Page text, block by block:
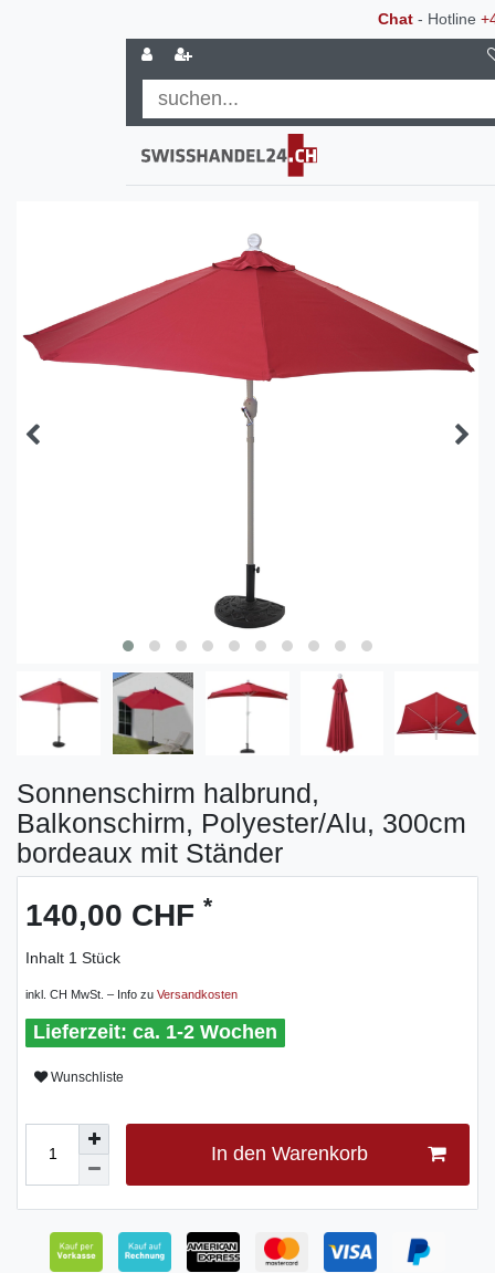
Chat- Hotline
Sonnenschirm halbrund,
Balkonschirm, Polyester/Alu, 300cm
bordeaux mit Ständer
140,00 CHF *
Inhalt 1 Stück
inkl. CH MwSt. – Info zu Versandkosten
ca. 1-2 Wochen
Wunschliste
In den Warenkorb